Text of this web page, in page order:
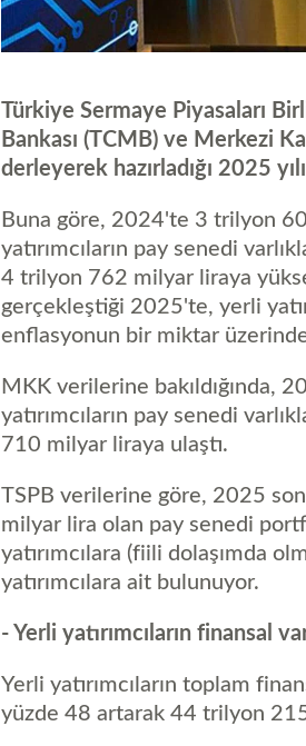
Türkiye Sermaye Piyasaları
Bankası (TCMB) ve Merkezi
derleyerek hazırladığı 2025
Buna göre, 2024'te 3 trilyon
yatırımcıların pay senedi
4 trilyon 762 milyar liraya
gerçekleştiği 2025'te, yerli
enflasyonun bir miktar
MKK verilerine bakıldığında,
yatırımcıların pay senedi
710 milyar liraya ulaştı.
TSPB verilerine göre, 2025
milyar lira olan pay senedi
yatırımcılara (fiili dolaşımda
yatırımcılara ait bulunuyor.
- Yerli yatırımcıların finansal
Yerli yatırımcıların toplam
yüzde 48 artarak 44 trilyon